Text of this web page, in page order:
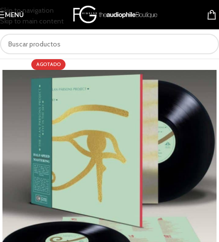
Skip to navigation
Skip to main content
MENÚ
AGOTADO